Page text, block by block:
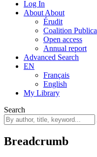
Log In
About About
Érudit
Coalition Publica
Open access
Annual report
Advanced Search
EN
Français
English
My Library
Search
Breadcrumb